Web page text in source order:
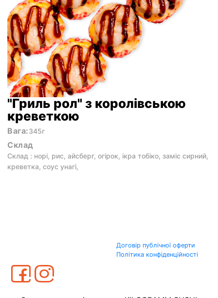
"Гриль рол" з королівською
креветкою
Вага:345г
Склад
Склад : норі, рис, айсберг, огірок, ікра тобіко, заміс сирний,
креветка, соус унагі,
Договір публічної оферти
Політика конфіденційності